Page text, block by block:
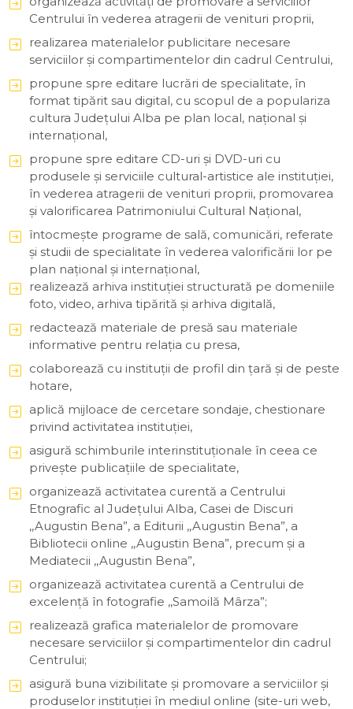
Centrului în vederea atragerii de venituri proprii,
realizarea materialelor publicitare necesare
serviciilor şi compartimentelor din cadrul Centrului,
propune spre editare lucrări de specialitate, în
format tipărit sau digital, cu scopul de a populariza
cultura Judeţului Alba pe plan local, naţional şi
internaţional,
propune spre editare CD-uri şi DVD-uri cu
produsele şi serviciile cultural-artistice ale instituţiei,
în vederea atragerii de venituri proprii, promovarea
şi valorificarea Patrimoniului Cultural Naţional,
întocmeşte programe de sală, comunicări, referate
şi studii de specialitate în vederea valorificării lor pe
plan naţional şi internaţional,
realizează arhiva instituţiei structurată pe domeniile
foto, video, arhiva tipărită şi arhiva digitală,
redactează materiale de presă sau materiale
informative pentru relaţia cu presa,
colaborează cu instituţii de profil din ţară şi de peste
hotare,
aplică mijloace de cercetare sondaje, chestionare
privind activitatea instituţiei,
asigură schimburile interinstituţionale în ceea ce
priveşte publicaţiile de specialitate,
organizează activitatea curentă a Centrului
Etnografic al Județului Alba, Casei de Discuri
,,Augustin Bena”, a Editurii ,,Augustin Bena”, a
Bibliotecii online ,,Augustin Bena”, precum şi a
Mediatecii ,,Augustin Bena”,
organizează activitatea curentă a Centrului de
excelență în fotografie ,,Samoilă Mârza”;
realizează grafica materialelor de promovare
necesare serviciilor şi compartimentelor din cadrul
Centrului;
asigură buna vizibilitate și promovare a serviciilor și
produselor instituției în mediul online (site-uri web,